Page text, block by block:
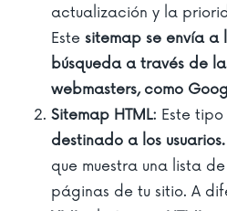
actualización y la
Este sitemap se envía a
búsqueda a través de
webmasters, como
Sitemap HTML: Este
destinado a los usuarios.
que muestra una lista
páginas de tu sitio. A